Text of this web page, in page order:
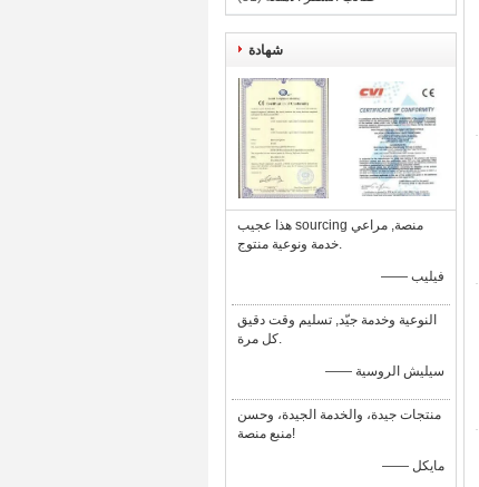
شهادة
هذا عجيب sourcing منصة, مراعي
خدمة ونوعية منتوج.
—— فيليب
النوعية وخدمة جيّد, تسليم وقت دقيق
كل مرة.
—— سيليش الروسية
منتجات جيدة، والخدمة الجيدة، وحسن
منبع منصة!
—— مايكل